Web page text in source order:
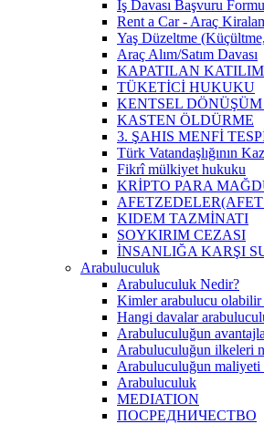
İş Davası Başvuru Formu
Rent a Car - Araç
Yaş Düzeltme
Araç Alım/Satım Davası
KAPATILAN
TÜKETİCİ HUKUKU
KENTSEL
KASTEN ÖLDÜRME
3. ŞAHIS MENFİ
Türk Vatandaşlığının
Fikrî mülkiyet hukuku
KRİPTO PARA
KIDEM TAZMİNATI
SOYKIRIM CEZASI
İNSANLIĞA KARŞI
Arabuluculuk
Arabuluculuk Nedir?
Kimler arabulucu olabilir
Hangi davalar
Arabuluculuğun
Arabuluculuğun ilkeleri
Arabuluculuğun maliyeti
Arabuluculuk
MEDIATION
ПОСРЕДНИЧЕСТВО